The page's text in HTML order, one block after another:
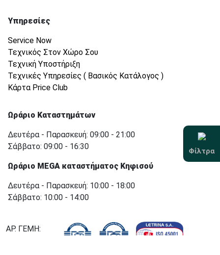
Φίλτρα
Υπηρεσίες
Service Now
Τεχνικός Στον Χώρο Σου
Τεχνική Υποστήριξη
Τεχνικές Υπηρεσίες ( Βασικός Κατάλογος )
Κάρτα Price Club
Ωράριο Καταστημάτων
Δευτέρα - Παρασκευή: 09:00 - 21:00
Σάββατο: 09:00 - 16:30
Ωράριο MEGA καταστήματος Κηφισού
Δευτέρα - Παρασκευή: 10:00 - 18:00
Σάββατο: 10:00 - 14:00
ΑΡ. ΓΕΜΗ: